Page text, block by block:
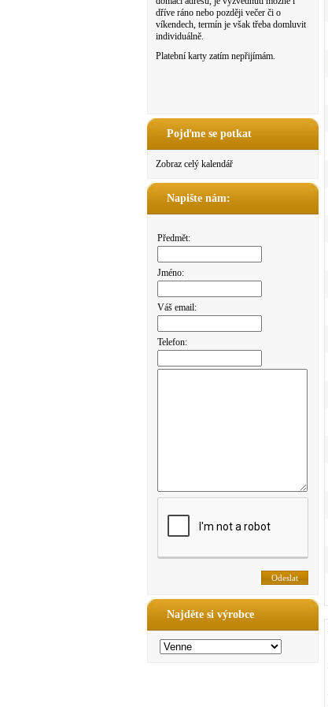
dříve ráno nebo později večer či o
víkendech, termín je však třeba domluvit
individuálně.
Platební karty zatím nepřijímám.
Pojďme se potkat
Zobraz celý kalendář
Napište nám:
Předmět:
Jméno:
Váš email:
Telefon:
Najděte si výrobce